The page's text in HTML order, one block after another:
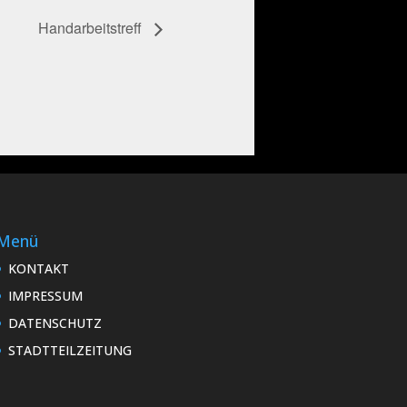
Handarbeitstreff
KONTAKT
IMPRESSUM
DATENSCHUTZ
STADTTEILZEITUNG